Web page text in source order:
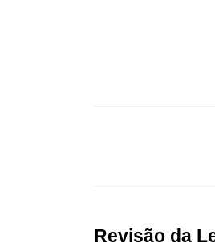
Revisão da